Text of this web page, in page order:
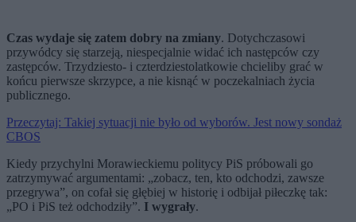
Czas wydaje się zatem dobry na zmiany. Dotychczasowi
przywódcy się starzeją, niespecjalnie widać ich następców czy
zastępców. Trzydziesto- i czterdziestolatkowie chcieliby grać w
końcu pierwsze skrzypce, a nie kisnąć w poczekalniach życia
publicznego.
Przeczytaj: Takiej sytuacji nie było od wyborów. Jest nowy sondaż
CBOS
Kiedy przychylni Morawieckiemu politycy PiS próbowali go
zatrzymywać argumentami: „zobacz, ten, kto odchodzi, zawsze
przegrywa”, on cofał się głębiej w historię i odbijał piłeczkę tak:
„PO i PiS też odchodziły”. I wygrały.